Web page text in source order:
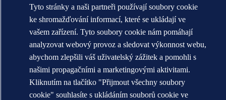
Ochranné známky DNV GL®, DNV®, The Horizon Graphic a Det
Norske Veritas® jsou majetkem společností skupiny Det Norske
Veritas. Všechna práva vyhrazena.
WHEN TRUST MATTERS
Tyto stránky a naši partneři používají soubory cookie
ke shromažďování informací, které se ukládají ve
vašem zařízení. Tyto soubory cookie nám pomáhají
analyzovat webový provoz a sledovat výkonnost webu,
abychom zlepšili váš uživatelský zážitek a pomohli s
našimi propagačními a marketingovými aktivitami.
Kliknutím na tlačítko "Přijmout všechny soubory
cookie" souhlasíte s ukládáním souborů cookie ve